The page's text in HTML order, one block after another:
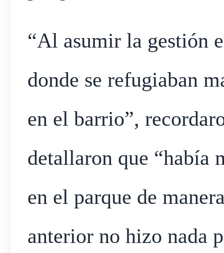
“Al asumir la gestión
donde se refugiaban
en el barrio”,
detallaron que “había
en el parque de
anterior no hizo nada